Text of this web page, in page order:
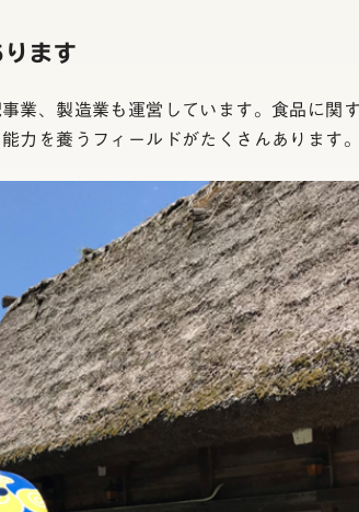
ます
業、製造業も運営しています。食品に関
力を養うフィールドがたくさんあります。